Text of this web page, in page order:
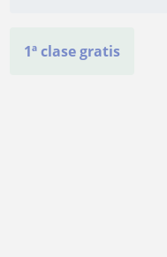
1ª clase gratis